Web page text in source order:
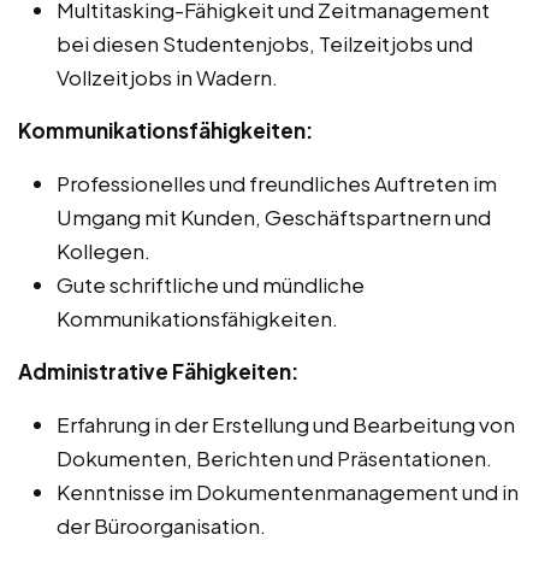
Multitasking-Fähigkeit und Zeitmanagement
bei diesen Studentenjobs, Teilzeitjobs und
Vollzeitjobs in Wadern.
Kommunikationsfähigkeiten:
Professionelles und freundliches Auftreten im
Umgang mit Kunden, Geschäftspartnern und
Kollegen.
Gute schriftliche und mündliche
Kommunikationsfähigkeiten.
Administrative Fähigkeiten:
Erfahrung in der Erstellung und Bearbeitung von
Dokumenten, Berichten und Präsentationen.
Kenntnisse im Dokumentenmanagement und in
der Büroorganisation.